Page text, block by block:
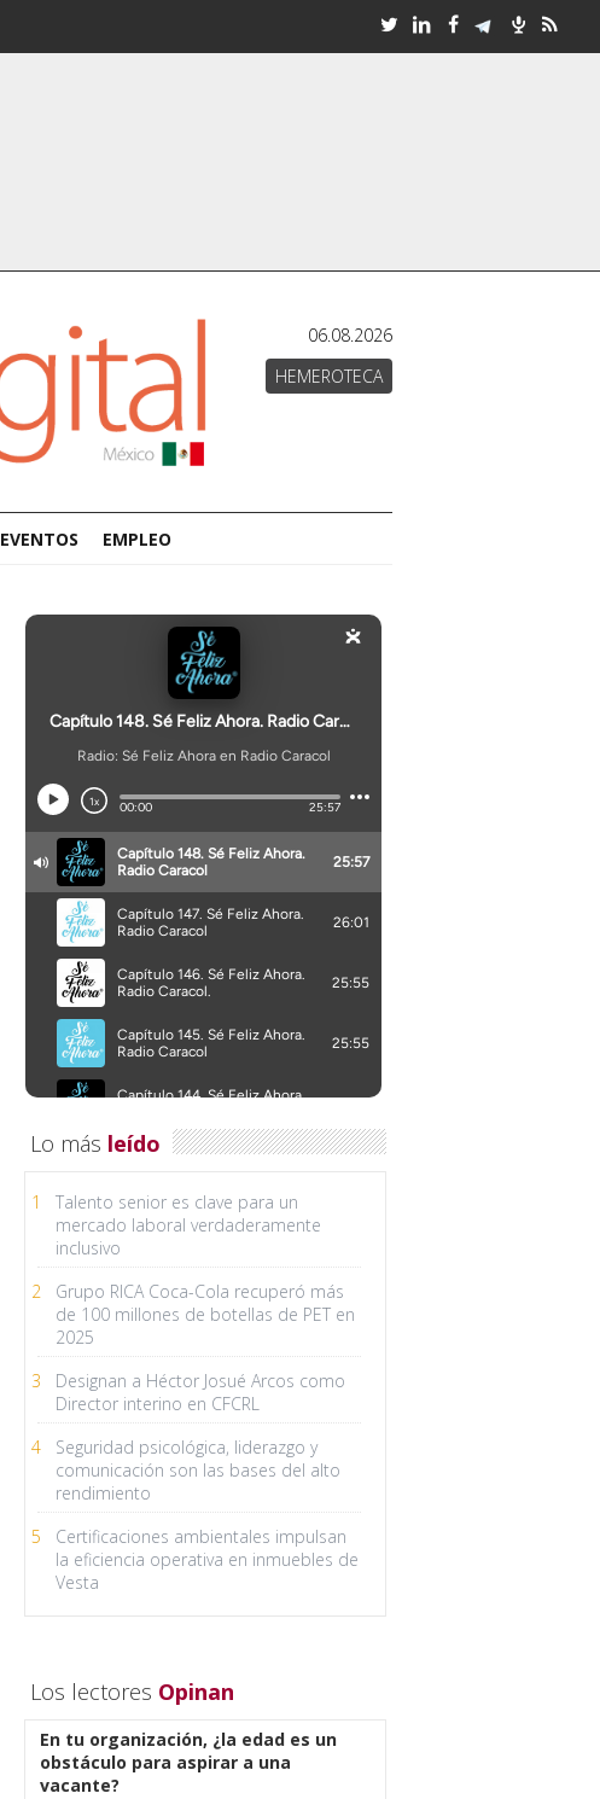
06.08.2026
HEMEROTECA
EVENTOS EMPLEO
Lo más leído
1
Talento senior es clave para un
mercado laboral verdaderamente
inclusivo
2
Grupo RICA Coca-Cola recuperó más
de 100 millones de botellas de PET en
2025
3
Designan a Héctor Josué Arcos como
Director interino en CFCRL
4
Seguridad psicológica, liderazgo y
comunicación son las bases del alto
rendimiento
5
Certificaciones ambientales impulsan
la eficiencia operativa en inmuebles de
Vesta
Los lectores Opinan
En tu organización, ¿la edad es un
obstáculo para aspirar a una
vacante?